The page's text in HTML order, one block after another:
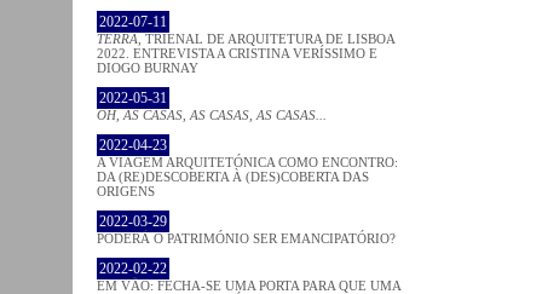
2022-07-11
TERRA , TRIENAL DE ARQUITETURA DE LISBOA
2022. ENTREVISTA A CRISTINA VERÍSSIMO E
DIOGO BURNAY
2022-05-31
OH, AS CASAS, AS CASAS, AS CASAS...
2022-04-23
A VIAGEM ARQUITETÓNICA COMO ENCONTRO:
DA (RE)DESCOBERTA À (DES)COBERTA DAS
ORIGENS
2022-03-29
PODERÁ O PATRIMÓNIO SER EMANCIPATÓRIO?
2022-02-22
EM VÃO: FECHA-SE UMA PORTA PARA QUE UMA